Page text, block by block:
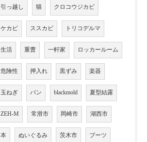
引っ越し 猫 クロコウジカビ
ケカビ ススカビ トリコデルマ
生活 重曹 一軒家 ロッカールーム
危険性 押入れ 黒ずみ 楽器
玉ねぎ パン blackmold 夏型結露
ZEH-M 常滑市 岡崎市 湖西市
本 ぬいぐるみ 茨木市 ブーツ